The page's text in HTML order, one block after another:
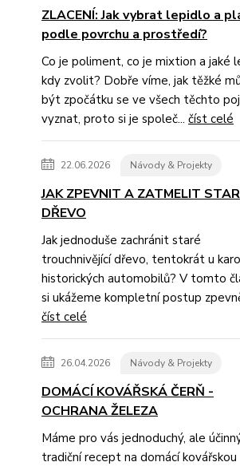
ZLACENÍ: Jak vybrat lepidlo a
podle povrchu a prostředí?
Co je poliment, co je mixtion a jaké
kdy zvolit? Dobře víme, jak těžké
být zpočátku se ve všech těchto
vyznat, proto si je společ... číst celé
22.06.2026 Návody & Projekty
JAK ZPEVNIT A ZATMELIT
DŘEVO
Jak jednoduše zachránit staré
trouchnivějící dřevo, tentokrát u
historických automobilů? V tomto
si ukážeme kompletní postup
číst celé
26.04.2026 Návody & Projekty
DOMÁCÍ KOVÁŘSKÁ ČERŇ -
OCHRANA ŽELEZA
Máme pro vás jednoduchý, ale
tradiční recept na domácí kovářskou